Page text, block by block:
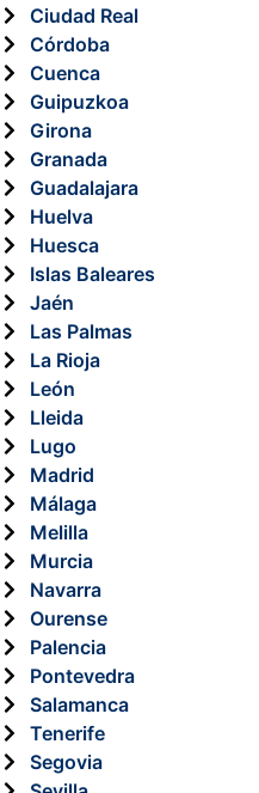
Ciudad Real
Córdoba
Cuenca
Guipuzkoa
Girona
Granada
Guadalajara
Huelva
Huesca
Islas Baleares
Jaén
Las Palmas
La Rioja
León
Lleida
Lugo
Madrid
Málaga
Melilla
Murcia
Navarra
Ourense
Palencia
Pontevedra
Salamanca
Tenerife
Segovia